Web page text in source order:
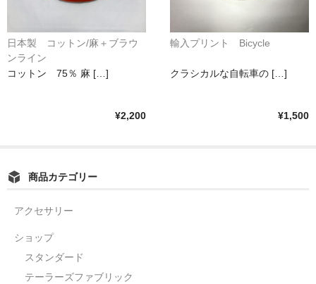
日本製 コットン/麻＋ブラウ
ンライン
コットン 75％ 麻 […]
¥2,200
輸入プリント Bicycle
クラシカルな自転車の […]
¥1,500
商品カテゴリー
アクセサリー
ショップ
スタンダード
テーラーズファブリック